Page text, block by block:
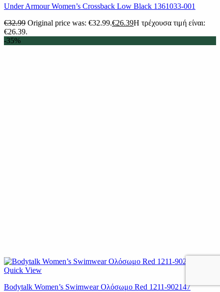
Under Armour Women’s Crossback Low Black 1361033-001
€32.99 Original price was: €32.99.€26.39Η τρέχουσα τιμή είναι:
€26.39.
-35%
Quick View
Βodytalk Women’s Swimwear Ολόσωμο Red 1211-902147